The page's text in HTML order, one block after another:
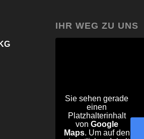
IHR WEG ZU UNS
Sie sehen gerade
einen
Platzhalterinhalt
von Google
Maps. Um auf den